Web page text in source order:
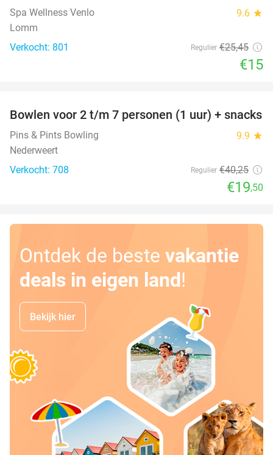
Spa Wellness Venlo 9.6 star
Lomm
Verkocht: 801
Regulier €25,45
€15
52%
Bowlen voor 2 t/m 7 personen (1 uur) + snacks
Pins & Pints Bowling 9.9 star
Nederweert
Verkocht: 708
Regulier €40,25
€19,50
Ontdek de beste vakantie
deals in eigen land!
Bekijk hier